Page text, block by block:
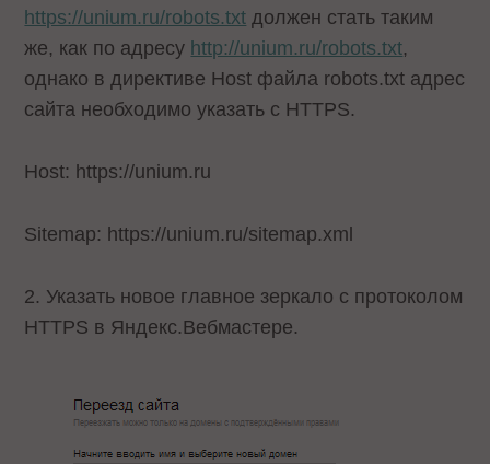
https://unium.ru/robots.txt должен стать таким
же, как по адресу http://unium.ru/robots.txt,
однако в директиве Host файла robots.txt адрес
сайта необходимо указать с HTTPS.
Host: https://unium.ru
Sitemap: https://unium.ru/sitemap.xml
2. Указать новое главное зеркало с протоколом
HTTPS в Яндекс.Вебмастере.